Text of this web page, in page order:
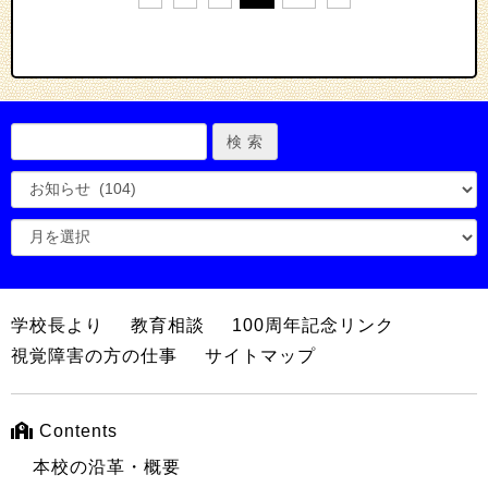
学校長より 教育相談
100周年記念リンク
視覚障害の方の仕事
サイトマップ
Contents
本校の沿革・概要